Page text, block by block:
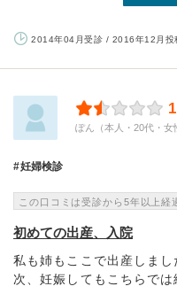
2014年04月受診 / 2016年12月投
ぽん（本人・20代・女
妊婦検診
この口コミは受診から5年以上経
初めての出産、入院
私も姉もここで出産しまし
次、妊娠してもこちらでは